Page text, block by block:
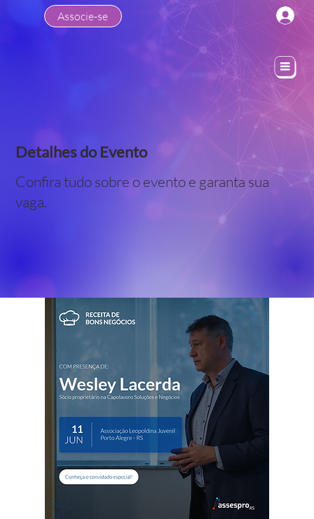
Associe-se
Detalhes do Evento
Confira tudo sobre o evento e garanta sua
vaga.